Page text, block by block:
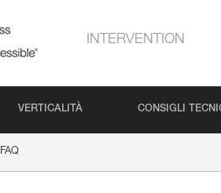
INTERVENTION
VERTICALITÀ CONSIGLI
FAQ